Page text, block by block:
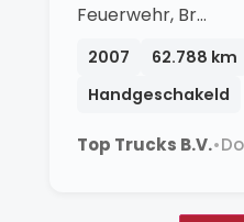
Feuerwehr, Br…
2007 62.788 km
Handgeschakeld
Top Trucks B.V.•